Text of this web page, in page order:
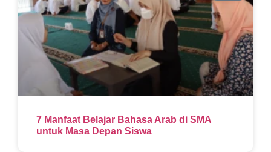
7 Manfaat Belajar Bahasa Arab di SMA
untuk Masa Depan Siswa